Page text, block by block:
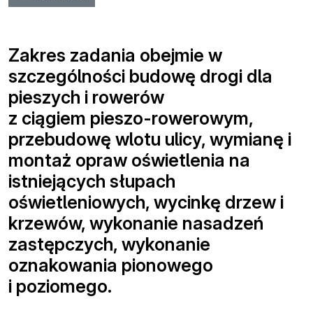
Zakres zadania obejmie w
szczególności budowę drogi dla
pieszych i rowerów
z ciągiem pieszo-rowerowym,
przebudowę wlotu ulicy, wymianę i
montaż opraw oświetlenia na
istniejących słupach
oświetleniowych, wycinkę drzew i
krzewów, wykonanie nasadzeń
zastępczych, wykonanie
oznakowania pionowego
i poziomego.